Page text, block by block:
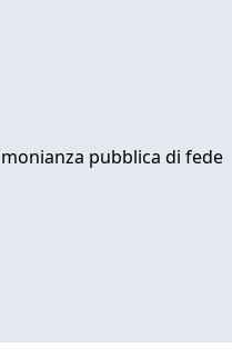
pubblica di fede